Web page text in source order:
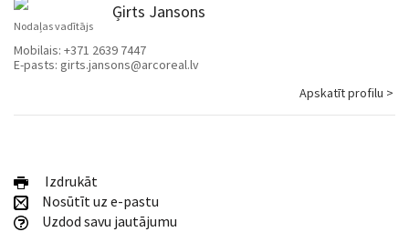
Ģirts Jansons
Nodaļas vadītājs
Mobilais: +371 2639 7447
E-pasts: girts.jansons@arcoreal.lv
Apskatīt profilu >
Izdrukāt
Nosūtīt uz e-pastu
Uzdod savu jautājumu